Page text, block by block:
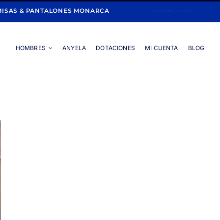
& PANTALONES MONARCA
HOMBRES ANYELA DOTACIONES MI CUENTA BLOG